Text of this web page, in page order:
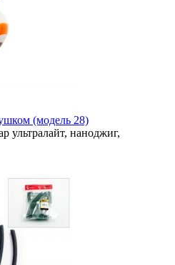
(модель 28)
ультралайт, наноджиг,